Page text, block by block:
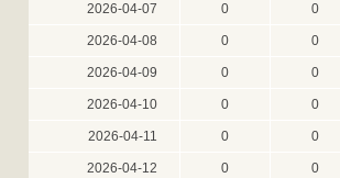
2026-04-07 0 0
2026-04-08 0 0
2026-04-09 0 0
2026-04-10 0 0
2026-04-11 0 0
2026-04-12 0 0